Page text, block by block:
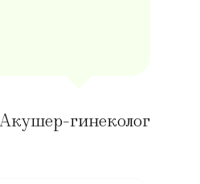
Акушер-гинеколог